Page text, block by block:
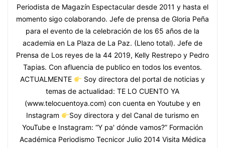
Periodista de Magazín Espectacular desde 2011 y hasta el
momento sigo colaborando. Jefe de prensa de Gloria Peña
para el evento de la celebración de los 65 años de la
academia en La Plaza de La Paz. (Lleno total). Jefe de
Prensa de Los reyes de la 44 2019, Kelly Restrepo y Pedro
Tapias. Con afluencia de publico en todos los eventos.
ACTUALMENTE
Soy directora del portal de noticias y
temas de actualidad: TE LO CUENTO YA
(www.telocuentoya.com) con cuenta en Youtube y en
Instagram
Soy directora y del Canal de turismo en
YouTube e Instagram: “Y pa' dónde vamos?” Formación
Académica Periodismo Tecnicor Julio 2014 Visita Médica